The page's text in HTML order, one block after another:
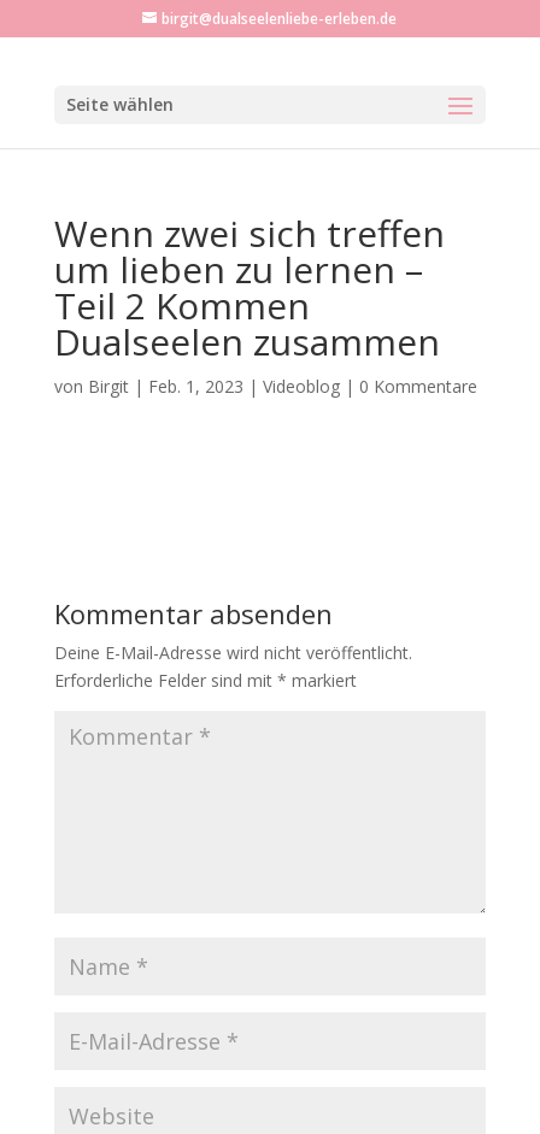
birgit@dualseelenliebe-erleben.de
Seite wählen
Wenn zwei sich treffen
um lieben zu lernen –
Teil 2 Kommen
Dualseelen zusammen
von Birgit| Feb. 1, 2023 | Videoblog| 0 Kommentare
Kommentar absenden
Deine E-Mail-Adresse wird nicht veröffentlicht.
Erforderliche Felder sind mit * markiert